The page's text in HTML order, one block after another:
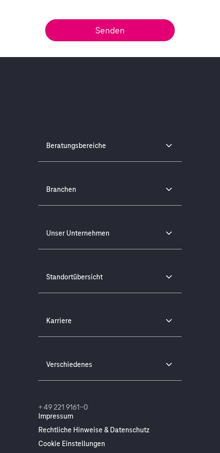
Beratungsbereiche
Branchen
Unser Unternehmen
Standortübersicht
Karriere
Verschiedenes
Impressum
Rechtliche Hinweise & Datenschutz
Cookie Einstellungen
+ 49 221 9161-0